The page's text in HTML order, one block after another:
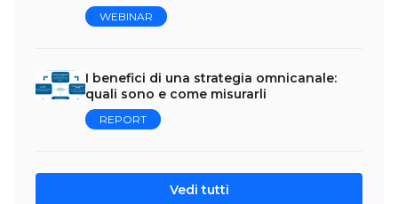
WEBINAR
I benefici di una strategia omnicanale:
quali sono e come misurarli
REPORT
Vedi tutti